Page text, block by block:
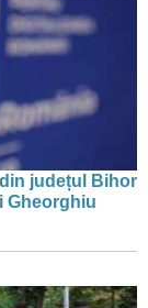
județul Bihor
Gheorghiu